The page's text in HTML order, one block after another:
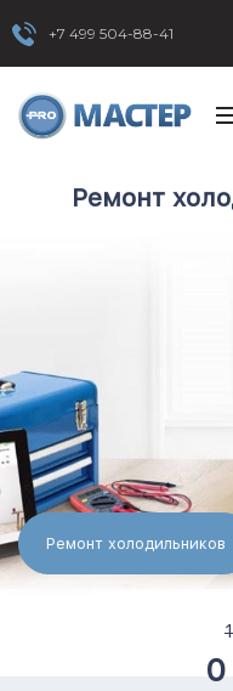
+7 499 504-88-41
Ремонт
Ремонт холодильников